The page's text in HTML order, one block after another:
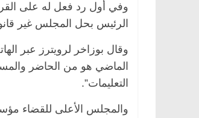
وفي أول رد فعل له على
الرئيس بحل المجلس غير
وقال بوزاخر لرويترز عبر
الماضي هو من الحاضر
التعليمات”.
والمجلس الأعلى للقضاء